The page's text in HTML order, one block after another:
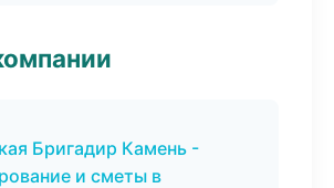
Бригадир Камень -
и сметы в